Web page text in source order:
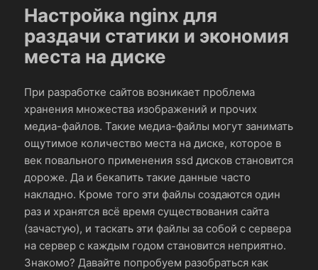
Настройка nginx для
раздачи статики и экономия
места на диске
При разработке сайтов возникает проблема
хранения множества изображений и прочих
медиа-файлов. Такие медиа-файлы могут занимать
ощутимое количество места на диске, которое в
век повального применения ssd дисков становится
дороже. Да и бекапить такие данные часто
накладно. Кроме того эти файлы создаются один
раз и хранятся всё время существования сайта
(зачастую), и таскать эти файлы за собой с сервера
на сервер с каждым годом становится неприятно.
Знакомо? Давайте попробуем разобраться как